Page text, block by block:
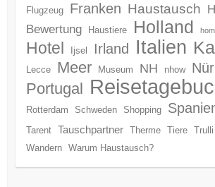
Flugzeug
Franken Haustausch
Bewertung
Haustiere Holland
Hotel Ijsel Irland Italien
Lecce Meer Museum NH nhow
Portugal
Rotterdam
Schweden Shopping
Tarent Tauschpartner Therme Tiere Trulli
Wandern Warum Haustausch?